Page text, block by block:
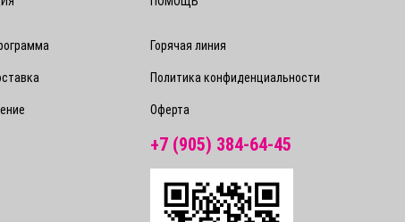
Горячая линия
Политика конфиденциальности
Оферта
+7 (905) 384-64-45